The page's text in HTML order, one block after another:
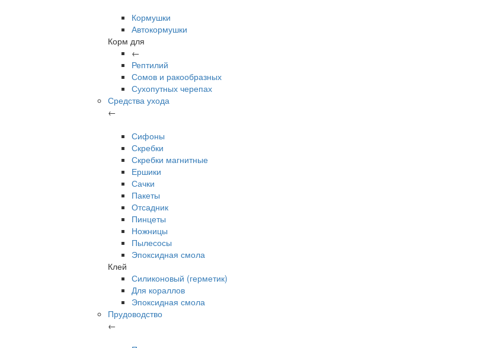
Кормушки
Автокормушки
Корм для
←
Рептилий
Сомов и ракообразных
Сухопутных черепах
Средства ухода
←
Сифоны
Скребки
Скребки магнитные
Ершики
Сачки
Пакеты
Отсадник
Пинцеты
Ножницы
Пылесосы
Эпоксидная смола
Клей
Силиконовый (герметик)
Для кораллов
Эпоксидная смола
Прудоводство
←